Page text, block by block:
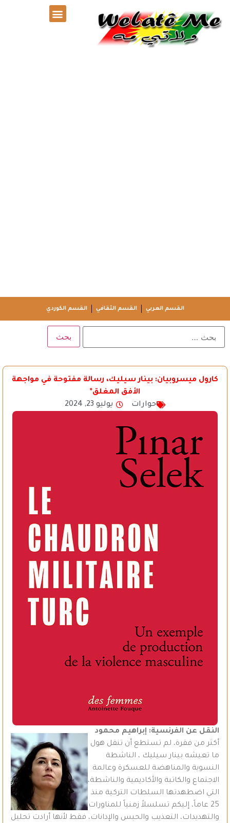
القسم العربي القسم الثقافي القسم الكوردي
كارول ميسروبيان: بينار سيليك، رسالة مفتوحة في مواجهة
الأفق المغلق*
حوارات
يوليو 23, 2024
النقل عن الفرنسية: إبراهيم محمود
أكثر من فقرة، لم تستطع أن تنقل هول
ما تعيشه بينار سيليك ، الناشطة
النسوية والمناهضة للعسكرة وعالمة
الاجتماع والكاتبة والأكاديمية والناشطة،
التي اضطهدتها السلطات التركية منذ
25 عاماً، إليكم تسلسلاً زمنياً للمناورات
والتهديدات، التعذيب والحبس والإدانات، فقط لأنها أرادت تحليل